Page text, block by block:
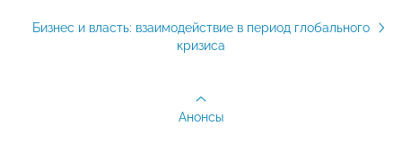
Бизнес и власть: взаимодействие в период глобального
кризиса
Анонсы